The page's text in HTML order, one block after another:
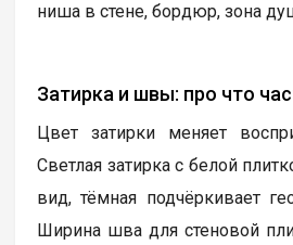
ниша в стене, бордюр, зона
Затирка и швы: про что
Цвет затирки меняет
Светлая затирка с белой
вид, тёмная подчёркивает
Ширина шва для стеновой